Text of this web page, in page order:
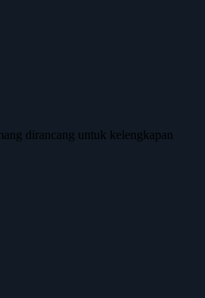
dirancang untuk kelengkapan